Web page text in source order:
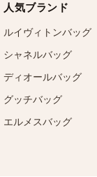
人気ブランド
ルイヴィトンバッグ
シャネルバッグ
ディオールバッグ
グッチバッグ
エルメスバッグ